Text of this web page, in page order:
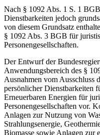
Nach § 1092 Abs. 1 S. 1
Dienstbarkeiten jedoch
von diesem Grundsatz
§ 1092 Abs. 3 BGB für
Personengesellschaften.
Der Entwurf der
Anwendungsbereich des §
Ausnahmen vom Ausschluss
persönlicher Dienstbarkeiten
Erneuerbaren Energien für
Personengesellschaften vor.
Anlagen zur Nutzung von
Strahlungsenergie,
Biomasse sowie Anlagen zur